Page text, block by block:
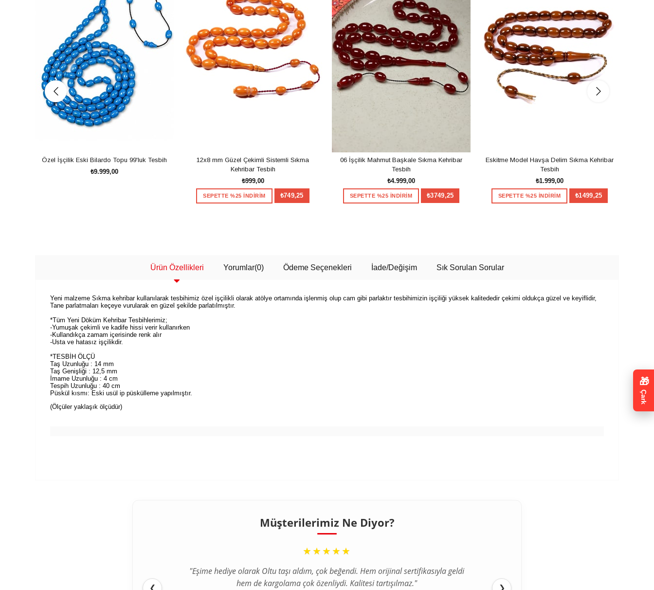
Özel İşçilik Eski Bilardo Topu 99'luk Tesbih
₺9.999,00
12x8 mm Güzel Çekimli Sistemli Sıkma
Kehribar Tesbih
₺999,00
SEPETTE %25 İNDİRİM ₺749,25
06 İşçilik Mahmut Başkale Sıkma Kehribar
Tesbih
₺4.999,00
SEPETTE %25 İNDİRİM ₺3749,25
Eskitme Model Havşa Delim Sıkma Kehribar
Tesbih
₺1.999,00
SEPETTE %25 İNDİRİM ₺1499,25
Ürün Özellikleri Yorumlar(0) Ödeme Seçenekleri İade/Değişim Sık Sorulan Sorular
Yeni malzeme Sıkma kehribar kullanılarak tesbihimiz özel işçilikli olarak atölye ortamında işlenmiş olup cam gibi parlaktır tesbihimizin işçiliği yüksek kalitededir çekimi oldukça güzel ve keyiflidir,
Tane parlatmaları keçeye vurularak en güzel şekilde parlatılmıştır.
*Tüm Yeni Döküm Kehribar Tesbihlerimiz;
-Yumuşak çekimli ve kadife hissi verir kullanırken
-Kullandıkça zamam içerisinde renk alır
-Usta ve hatasız işçilikdir.
*TESBİH ÖLÇÜ
Taş Uzunluğu : 14 mm
Taş Genişliği : 12,5 mm
İmame Uzunluğu : 4 cm
Tespih Uzunluğu : 40 cm
Püskül kısmı: Eski usül ip püskülleme yapılmıştır.
(Ölçüler yaklaşık ölçüdür)
Müşterilerimiz Ne Diyor?
❮
“
★★★★★
"Eşime hediye olarak Oltu taşı aldım, çok beğendi. Hem orijinal sertifikasıyla geldi
hem de kargolama çok özenliydi. Kalitesi tartışılmaz."
“
★★★★★
"İlk defa internetten tesbih aldım ve tereddütlerim vardı ama ürün beklediğimden
çok daha kaliteli çıktı. Gümüş püskül detayı harika."
❯
🎁
Çark